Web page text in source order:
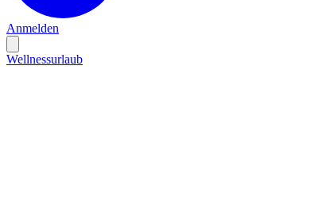
Anmelden
Wellnessurlaub